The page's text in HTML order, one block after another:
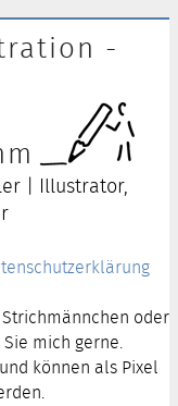
-
| Illustrator,
oder
mich gerne.
können als Pixel